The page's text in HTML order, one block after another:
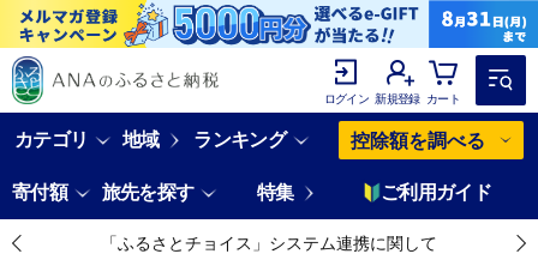
ログイン 新規登録 カート
カテゴリ 地域 ランキング 控除額を調べる
寄付額 旅先を探す 特集 ご利用ガイド
「ふるさとチョイス」システム連携に関して